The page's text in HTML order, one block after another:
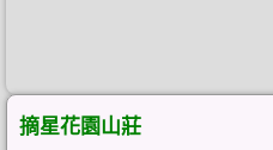
摘星花園山莊